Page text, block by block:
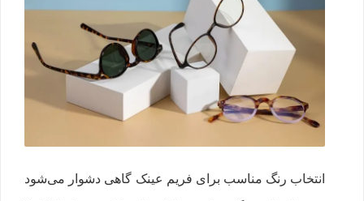
انتخاب رنگ مناسب برای فریم عینک گاهی دشوار می‌شود